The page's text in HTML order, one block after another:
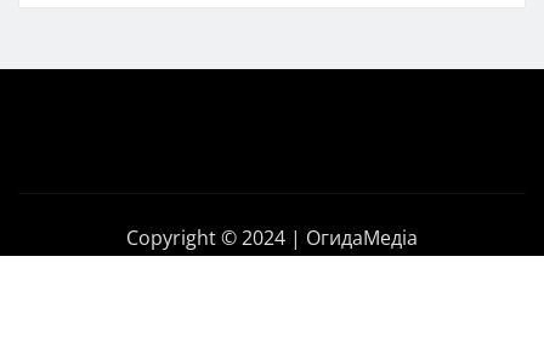
Copyright © 2024 | ОгидаМедіа